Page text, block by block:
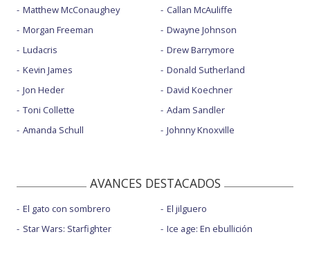
Matthew McConaughey
Morgan Freeman
Ludacris
Kevin James
Jon Heder
Toni Collette
Amanda Schull
Callan McAuliffe
Dwayne Johnson
Drew Barrymore
Donald Sutherland
David Koechner
Adam Sandler
Johnny Knoxville
AVANCES DESTACADOS
El gato con sombrero
Star Wars: Starfighter
El jilguero
Ice age: En ebullición